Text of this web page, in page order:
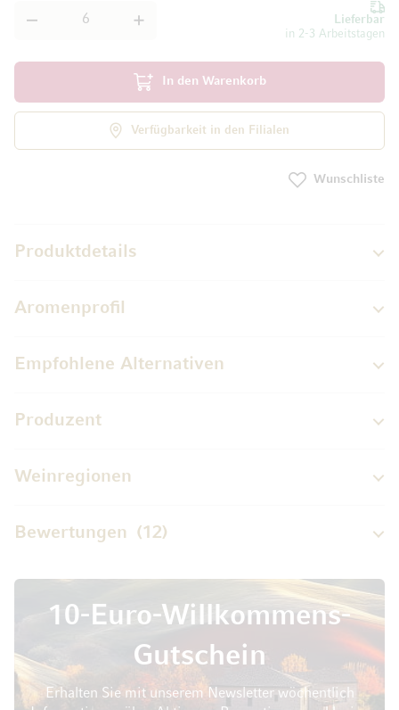
Lieferbar
in 2-3 Arbeitstagen
In den Warenkorb
Verfügbarkeit in den Filialen
Wunschliste
Produktdetails
Aromenprofil
Empfohlene Alternativen
Produzent
Weinregionen
Bewertungen 12
10-Euro-Willkommens-
Gutschein
Erhalten Sie mit unserem Newsletter wöchentlich